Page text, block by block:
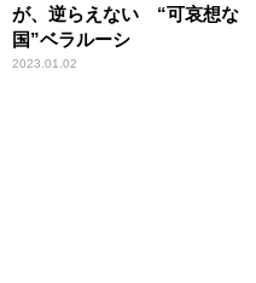
が、逆らえない “可哀想な
国”ベラルーシ
2023.01.02